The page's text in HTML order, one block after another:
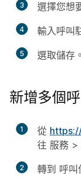
3 選擇您想
4 輸入呼叫
5 選取儲存 。
新增多個
1 從
往 服務 >
2 轉到 呼叫